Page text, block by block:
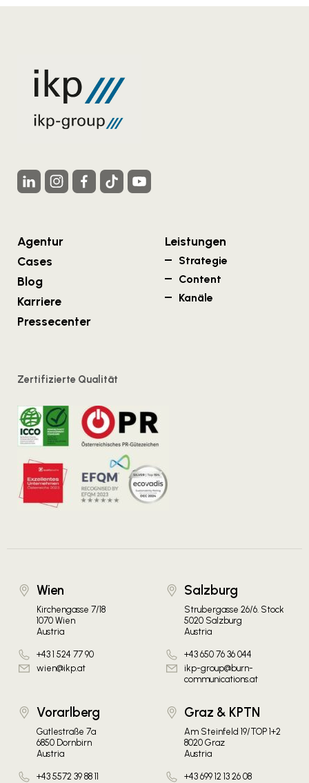
Agentur
Cases
Blog
Karriere
Pressecenter
Leistungen
Strategie
Content
Kanäle
Zertifizierte Qualität
Wien
Kirchengasse 7/18
1070 Wien
Austria
+43 1 524 77 90
wien@ikp.at
Salzburg
Strubergasse 26/6. Stock
5020 Salzburg
Austria
+43 650 76 36 044
ikp-group@burn-
communications.at
Vorarlberg
Gütlestraße 7a
6850 Dornbirn
Austria
+43 5572 39 88 11
Graz & KPTN
Am Steinfeld 19/TOP 1+2
8020 Graz
Austria
+43 699 12 13 26 08